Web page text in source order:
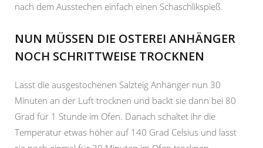
nach dem Ausstechen einfach einen Schaschlikspieß.
NUN MÜSSEN DIE OSTEREI ANHÄNGER
NOCH SCHRITTWEISE TROCKNEN
Lasst die ausgestochenen Salzteig Anhänger nun 30
Minuten an der Luft trocknen und backt sie dann bei 80
Grad für 1 Stunde im Ofen. Danach schaltet ihr die
Temperatur etwas höher auf 140 Grad Celsius und lasst